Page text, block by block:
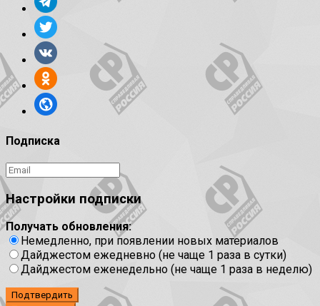
Подписка
Настройки подписки
Получать обновления:
Немедленно, при появлении новых материалов
Дайджестом ежедневно (не чаще 1 раза в сутки)
Дайджестом еженедельно (не чаще 1 раза в неделю)
Подтвердить